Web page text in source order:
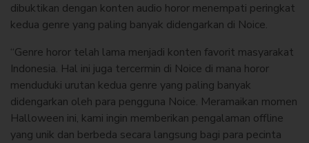
dibuktikan dengan konten audio horor menempati peringkat
kedua genre yang paling banyak didengarkan di Noice.
“Genre horor telah lama menjadi konten favorit masyarakat
Indonesia. Hal ini juga tercermin di Noice di mana horor
menduduki urutan kedua genre yang paling banyak
didengarkan oleh para pengguna Noice. Meramaikan momen
Halloween ini, kami ingin memberikan pengalaman offline
yang unik dan berbeda secara langsung bagi para pecinta